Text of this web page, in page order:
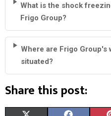
What is the shock
Frigo Group?
Where are Frigo Group's
situated?
Share this post: